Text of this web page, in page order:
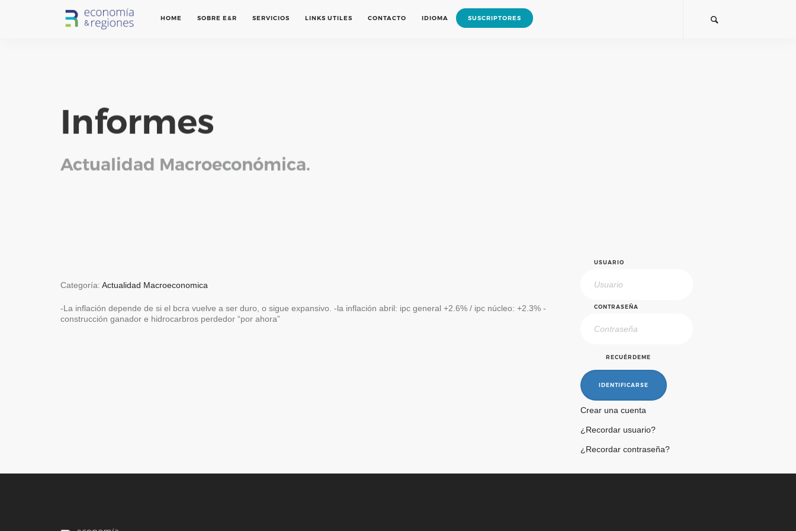
HOME SOBRE E&R SERVICIOS LINKS UTILES CONTACTO IDIOMA SUSCRIPTORES
Informes
Actualidad Macroeconómica.
Categoría: Actualidad Macroeconomica
-La inflación depende de si el bcra vuelve a ser duro, o sigue expansivo. -la inflación abril: ipc general +2.6% / ipc núcleo: +2.3% -
construcción ganador e hidrocarbros perdedor “por ahora”
USUARIO
CONTRASEÑA
RECUÉRDEME
IDENTIFICARSE
Crear una cuenta
¿Recordar usuario?
¿Recordar contraseña?